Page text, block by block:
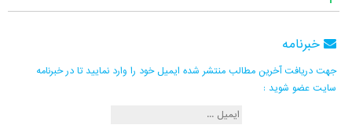
خبرنامه
جهت دریافت آخرین مطالب منتشر شده ایمیل خود را وارد نمایید تا در خبرنامه
سایت عضو شوید :